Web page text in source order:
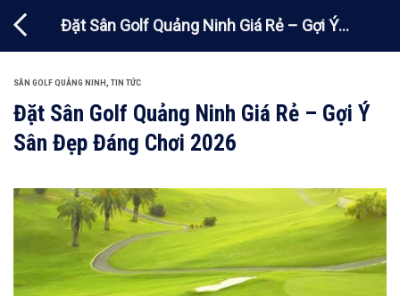
đến
Đặt Sân Golf Quảng Ninh Giá Rẻ – Gợi Ý
Sân Đẹp Đáng Chơi 2026
SÂN GOLF QUẢNG NINH TIN TỨC
Đặt Sân Golf Quảng Ninh Giá Rẻ – Gợi Ý
Sân Đẹp Đáng Chơi 2026